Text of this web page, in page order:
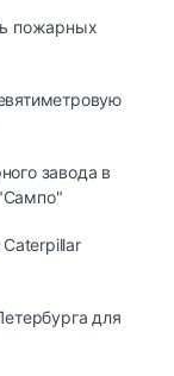
пожарных
завода в
Caterpillar
для